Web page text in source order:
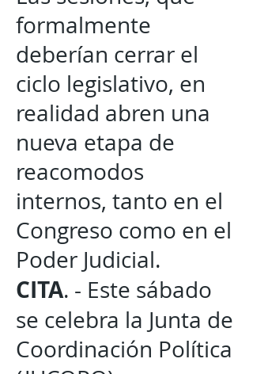
formalmente
deberían cerrar el
ciclo legislativo, en
realidad abren una
nueva etapa de
reacomodos
internos, tanto en el
Congreso como en el
Poder Judicial.
CITA. - Este sábado
se celebra la Junta de
Coordinación Política